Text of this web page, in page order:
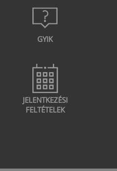
GYIK
JELENTKEZÉSI
FELTÉTELEK